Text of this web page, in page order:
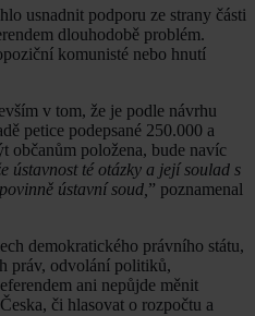
usnadnit podporu ze strany části
dlouhodobě problém.
komunisté nebo hnutí
v tom, že je podle návrhu
petice podepsané 250.000 a
občanům položena, bude navíc
ústavnost té otázky a její soulad s
ústavní soud, ” poznamenal
demokratického právního státu,
práv, odvolání politiků,
ani nepůjde měnit
či hlasovat o rozpočtu a